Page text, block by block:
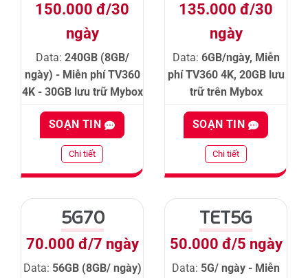
150.000 đ/30
ngày
Data: 240GB (8GB/
ngày) - Miễn phí TV360
4K - 30GB lưu trữ Mybox
SOẠN TIN
Chi tiết
135.000 đ/30
ngày
Data: 6GB/ngày, Miễn
phí TV360 4K, 20GB lưu
trữ trên Mybox
SOẠN TIN
Chi tiết
5G70
70.000 đ/7 ngày
Data: 56GB (8GB/ ngày)
TET5G
50.000 đ/5 ngày
Data: 5G/ ngày - Miễn